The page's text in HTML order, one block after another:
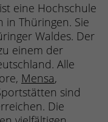
eine Hochschule
in Thüringen. Sie
Waldes. Der
einem der
Alle
Mensa,
sind
Die